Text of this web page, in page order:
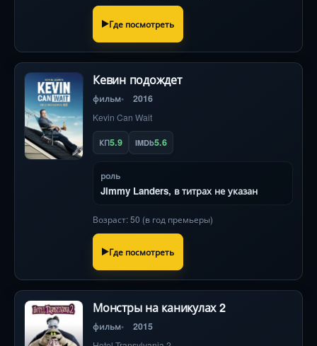
Где посмотреть
Кевин подождет
фильм 2016
Kevin Can Wait
КП5.9 IMDb5.6
роль
Jimmy Landers, в титрах не указан
Возраст: 50 (в год премьеры)
Где посмотреть
Монстры на каникулах 2
фильм 2015